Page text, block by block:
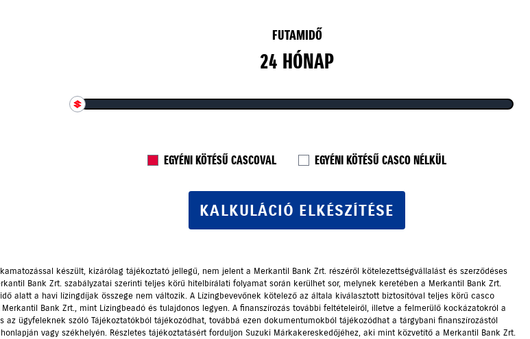
FUTAMIDŐ
24 HÓNAP
EGYÉNI KÖTÉSŰ CASCOVAL EGYÉNI KÖTÉSŰ CASCO NÉLKÜL
KALKULÁCIÓ ELKÉSZÍTÉSE
készült, kizárólag tájékoztató jellegű, nem jelent a Merkantil Bank Zrt. részéről kötelezettségvállalást és szerződéses
Bank Zrt. szabályzatai szerinti teljes körű hitelbírálati folyamat során kerülhet sor, melynek keretében a Merkantil Bank Zrt.
alatt a havi lízingdíjak összege nem változik. A Lízingbevevőnek kötelező az általa kiválasztott biztosítóval teljes körű casco
Bank Zrt., mint Lízingbeadó és tulajdonos legyen. A finanszírozás további feltételeiről, illetve a felmerülő kockázatokról a
az ügyfeleknek szóló Tájékoztatókból tájékozódhat, továbbá ezen dokumentumokból tájékozódhat a tárgybani finanszírozástól
vagy székhelyén. Részletes tájékoztatásért forduljon Suzuki Márkakereskedőjéhez, aki mint közvetítő a Merkantil Bank Zrt.